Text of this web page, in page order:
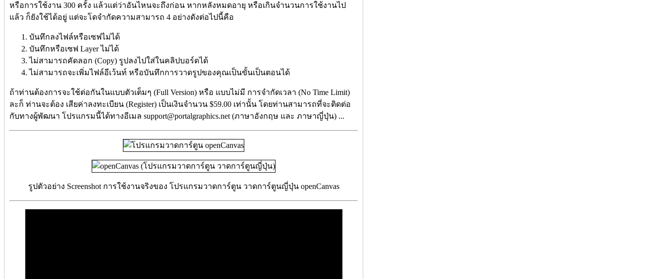
หรือการใช้งาน 300 ครั้ง แล้วแต่ว่าอันไหนจะถึงก่อน หากหลังหมดอายุ หรือเกินจำนวนการใช้งานไป
แล้ว ก็ยังใช้ได้อยู่ แต่จะโดจำกัดความสามารถ 4 อย่างดังต่อไปนี้คือ
บันทึกลงไฟล์หรือเซฟไม่ได้
บันทึกหรือเซฟ Layer ไม่ได้
ไม่สามารถคัดลอก (Copy) รูปลงไปใส่ในคลิปบอร์ดได้
ไม่สามารถจะเพิ่มไฟล์อีเว้นท์ หรือบันทึกการวาดรูปของคุณเป็นขั้นเป็นตอนได้
ถ้าท่านต้องการจะใช้ต่อกันในแบบตัวเต็มๆ (Full Version) หรือ แบบไม่มี การจำกัดเวลา (No Time Limit)
ละก็ ท่านจะต้อง เสียค่าลงทะเบียน (Register) เป็นเงินจำนวน $59.00 เท่านั้น โดยท่านสามารถที่จะติดต่อ
กับทางผู้พัฒนา โปรแกรมนี้ได้ทางอีเมล support@portalgraphics.net (ภาษาอังกฤษ และ ภาษาญี่ปุ่น) ...
รูปตัวอย่าง Screenshot การใช้งานจริงของ โปรแกรมวาดการ์ตูน วาดการ์ตูนญี่ปุ่น openCanvas